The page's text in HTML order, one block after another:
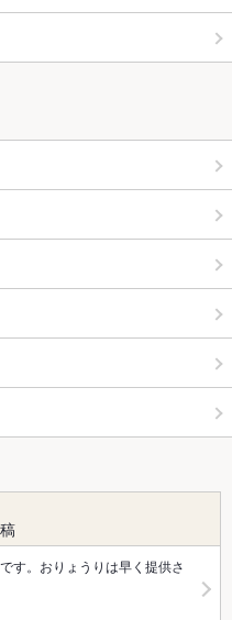
す。おりょうりは早く提供さ